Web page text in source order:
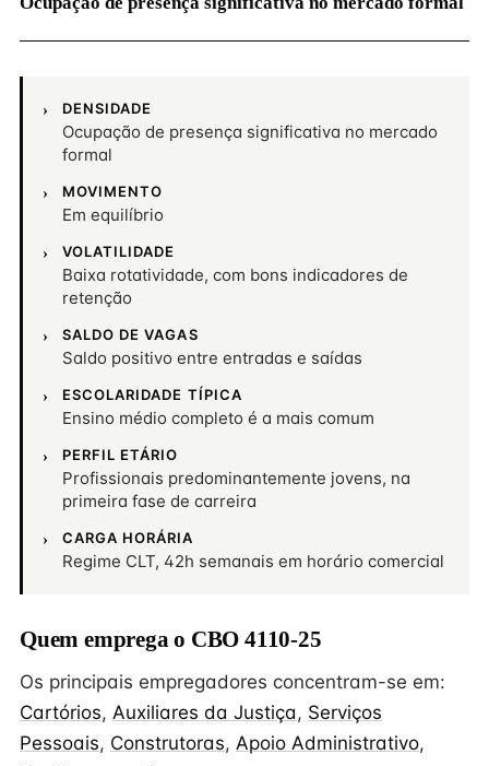
DENSIDADE
Ocupação de presença significativa no mercado
formal
MOVIMENTO
Em equilíbrio
VOLATILIDADE
Baixa rotatividade, com bons indicadores de
retenção
SALDO DE VAGAS
Saldo positivo entre entradas e saídas
ESCOLARIDADE TÍPICA
Ensino médio completo é a mais comum
PERFIL ETÁRIO
Profissionais predominantemente jovens, na
primeira fase de carreira
CARGA HORÁRIA
Regime CLT, 42h semanais em horário comercial
Quem emprega o CBO 4110-25
Os principais empregadores concentram-se em:
Cartórios, Auxiliares da Justiça, Serviços
Pessoais, Construtoras, Apoio Administrativo,